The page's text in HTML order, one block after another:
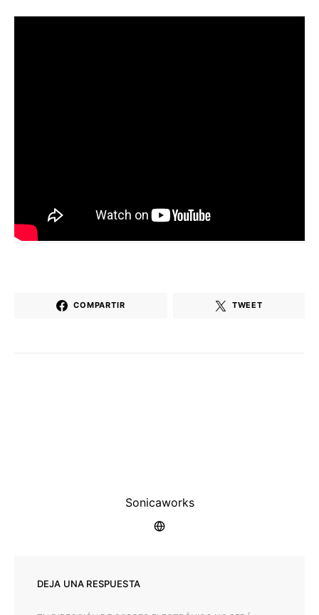
COMPARTIR TWEET
Sonicaworks
DEJA UNA RESPUESTA